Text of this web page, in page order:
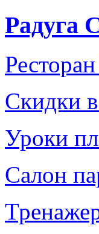
Радуга
Скидки
Уроки
Салон